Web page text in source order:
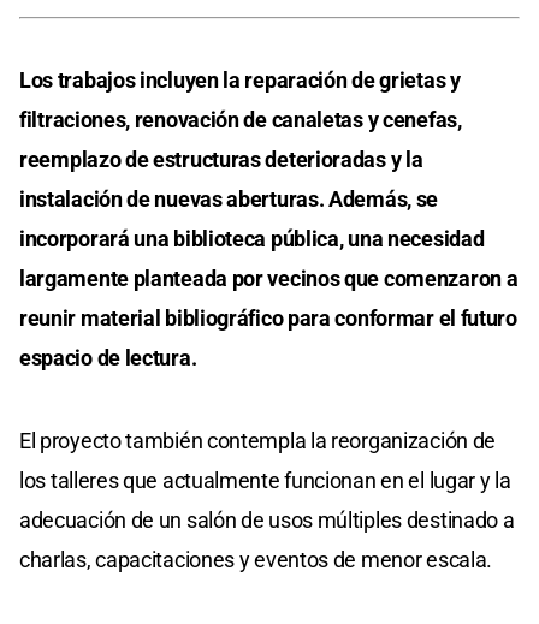
Los trabajos incluyen la reparación de grietas y
filtraciones, renovación de canaletas y cenefas,
reemplazo de estructuras deterioradas y la
instalación de nuevas aberturas. Además, se
incorporará una biblioteca pública, una necesidad
largamente planteada por vecinos que comenzaron a
reunir material bibliográfico para conformar el futuro
espacio de lectura.
El proyecto también contempla la reorganización de
los talleres que actualmente funcionan en el lugar y la
adecuación de un salón de usos múltiples destinado a
charlas, capacitaciones y eventos de menor escala.